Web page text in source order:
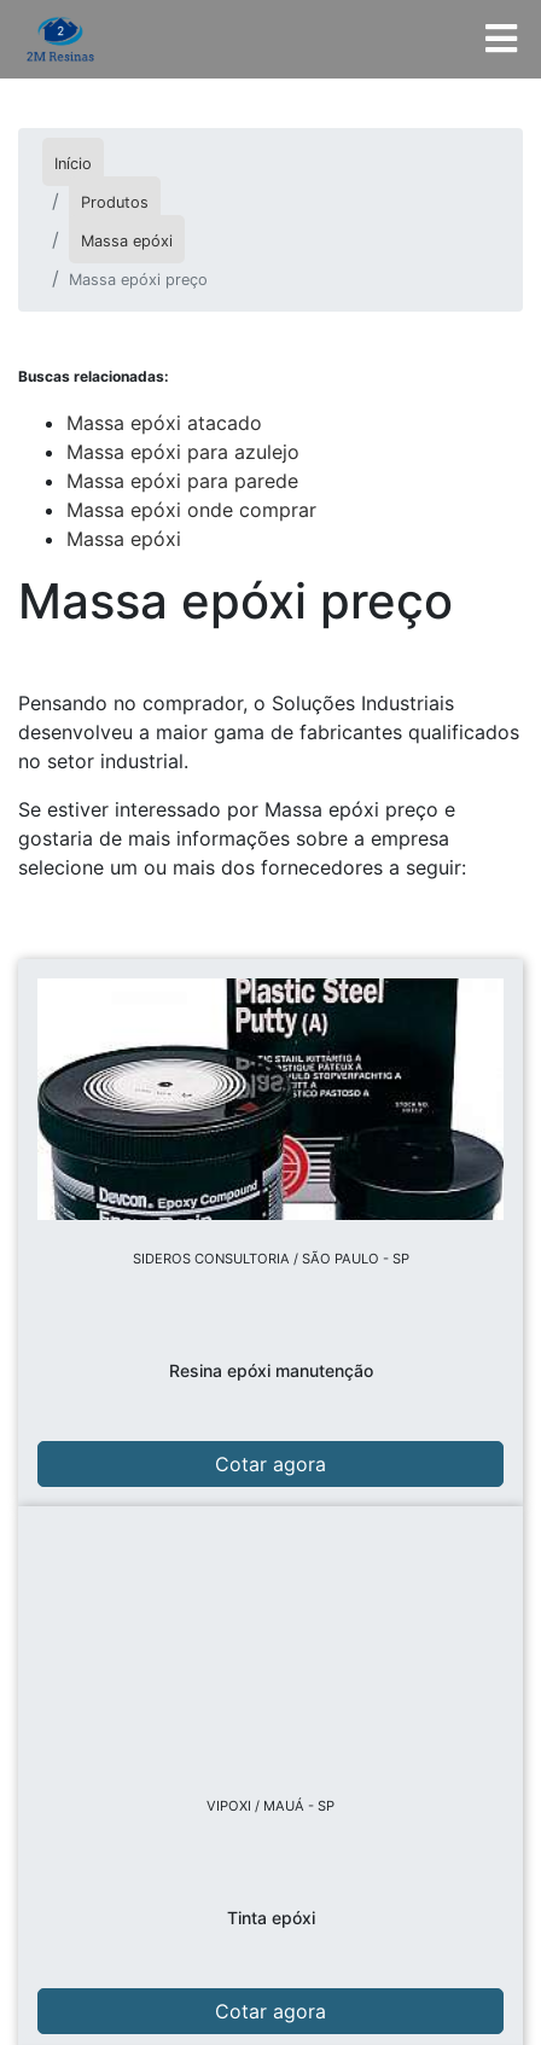
Início
Produtos
Massa epóxi
Massa epóxi preço
Buscas relacionadas:
Massa epóxi atacado
Massa epóxi para azulejo
Massa epóxi para parede
Massa epóxi onde comprar
Massa epóxi
Massa epóxi preço
Pensando no comprador, o Soluções Industriais
desenvolveu a maior gama de fabricantes qualificados
no setor industrial.
Se estiver interessado por Massa epóxi preço e
gostaria de mais informações sobre a empresa
selecione um ou mais dos fornecedores a seguir:
SIDEROS CONSULTORIA / SÃO PAULO - SP
Resina epóxi manutenção
Cotar agora
VIPOXI / MAUÁ - SP
Tinta epóxi
Cotar agora